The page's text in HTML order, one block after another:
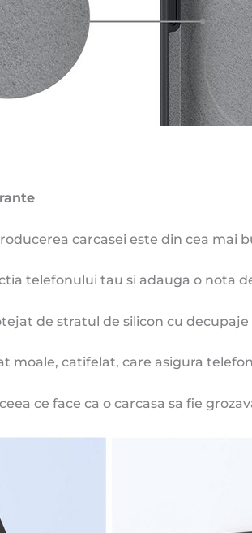
carcasei este din cea mai
telefonului tau si adauga o nota
de stratul de silicon cu
moale, catifelat, care asigura
ce face ca o carcasa sa fie